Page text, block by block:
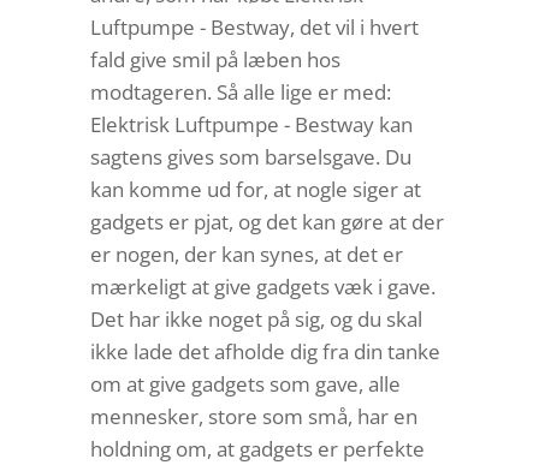
Luftpumpe - Bestway, det vil i hvert
fald give smil på læben hos
modtageren. Så alle lige er med:
Elektrisk Luftpumpe - Bestway kan
sagtens gives som barselsgave. Du
kan komme ud for, at nogle siger at
gadgets er pjat, og det kan gøre at der
er nogen, der kan synes, at det er
mærkeligt at give gadgets væk i gave.
Det har ikke noget på sig, og du skal
ikke lade det afholde dig fra din tanke
om at give gadgets som gave, alle
mennesker, store som små, har en
holdning om, at gadgets er perfekte